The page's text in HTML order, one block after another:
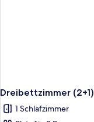
Dreibettzimmer (2+1)
1 Schlafzimmer